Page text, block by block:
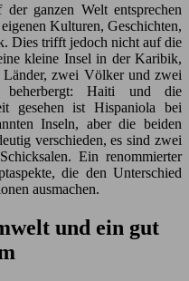
ganzen Welt entsprechen
Kulturen, Geschichten,
Dies trifft jedoch nicht auf die
kleine Insel in der Karibik,
Länder, zwei Völker und zwei
beherbergt: Haiti und die
gesehen ist Hispaniola bei
Inseln, aber die beiden
verschieden, es sind zwei
Ein renommierter
die den Unterschied
ausmachen.
und ein gut